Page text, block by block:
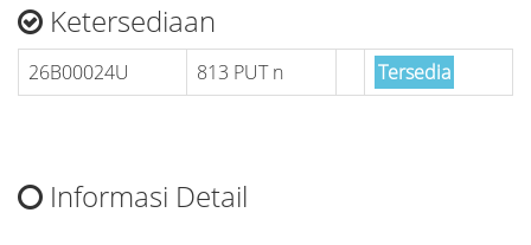
Ketersediaan
26B00024U 813 PUT n Tersedia
Informasi Detail